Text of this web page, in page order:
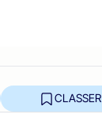
CLASSER